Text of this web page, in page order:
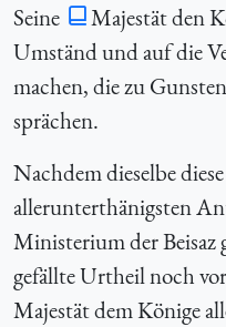
Seine
Majestät den
Umständ und auf die
machen, die zu
sprächen.
Nachdem dieselbe
allerunterthänigsten
Ministerium der Beisaz
gefällte Urtheil noch
Majestät dem Könige